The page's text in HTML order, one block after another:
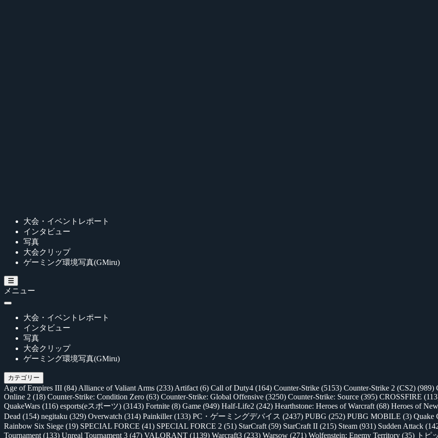
大会・イベントレポート
インタビュー
写真
大会クリップ
ゲーミング環境写真(GMiru)
メニュー
大会・イベントレポート
インタビュー
写真
大会クリップ
ゲーミング環境写真(GMiru)
カテゴリー
Age of Empires III (84) Alliance of Valiant Arms (233) Artifact (6) Call of Duty4 (164) Counter-Strike (5153) Counter-Strike 2 (CS2) (989)
Online 2 (18) Counter-Strike: Condition Zero (63) Counter-Strike: Global Offensive (3250) Counter-Strike: Source (395) CROSSFIRE
QuakeWars (116) esports(eスポーツ) (3143) Fortnite (8) Game (949) Half-Life2 (242) Hearthstone: Heroes of Warcraft (68) Heroes of
Dead (154) negitaku (329) Overwatch (314) Painkiller(133) PC・ゲーミングデバイス (2437) PUBG (252) PUBG MOBILE (3) Quake
Rainbow Six Siege (19) SPECIAL FORCE (41) SPECIAL FORCE 2 (51) StarCraft (59) StarCraft II (215) Steam (931) Sudden Attack
Tournament (133) Unreal Tournament 3 (47) VALORANT (1139) Warcraft3 (233) Warsow (271) Wolfenstein: Enemy Territory (35) トピ